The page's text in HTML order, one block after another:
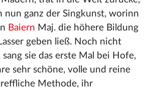
nun ganz der Singkunst, worinn
Baiern Maj. die höhere Bildung
geben ließ. Noch nicht
sang sie das erste Mal bei Hofe,
sehr schöne, volle und reine
Methode, ihr